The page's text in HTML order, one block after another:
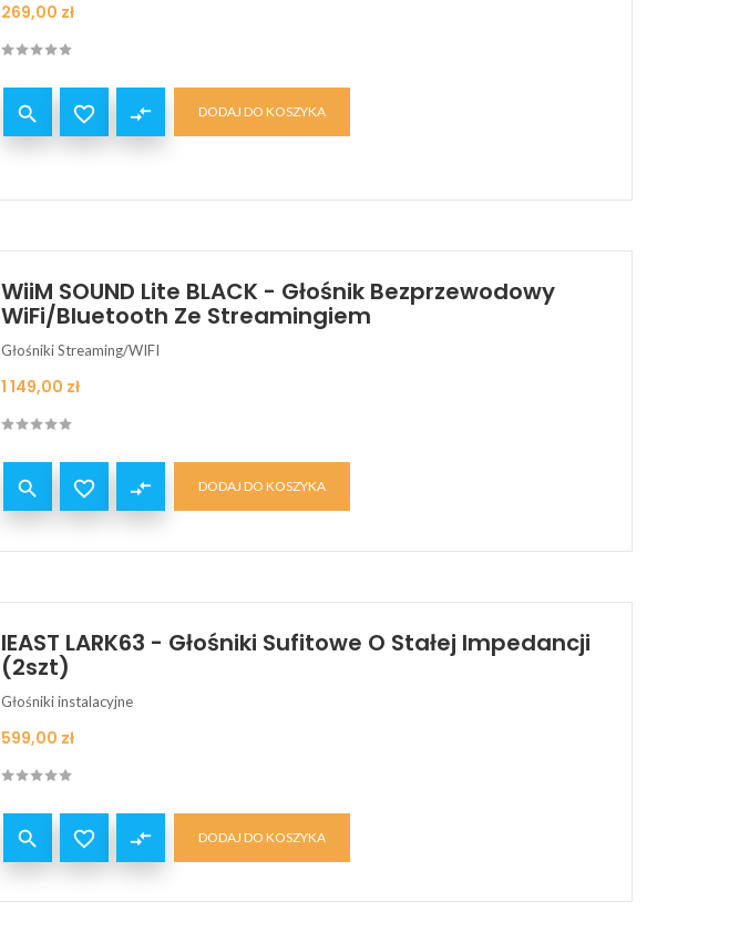
Cena
269,00 zł
  compare_arrows DODAJ DO KOSZYKA
WiiM SOUND Lite BLACK - Głośnik Bezprzewodowy
WiFi/Bluetooth Ze Streamingiem
Głośniki Streaming/WIFI
Cena
1 149,00 zł
  compare_arrows DODAJ DO KOSZYKA
IEAST LARK63 - Głośniki Sufitowe O Stałej Impedancji
(2szt)
Głośniki instalacyjne
Cena
599,00 zł
  compare_arrows DODAJ DO KOSZYKA